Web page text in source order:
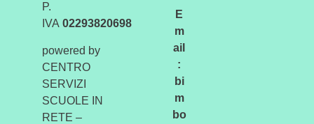
P.
IVA 02293820698
powered by
CENTRO
SERVIZI
SCUOLE IN
RETE –
E
m
ail
:
bi
m
bo